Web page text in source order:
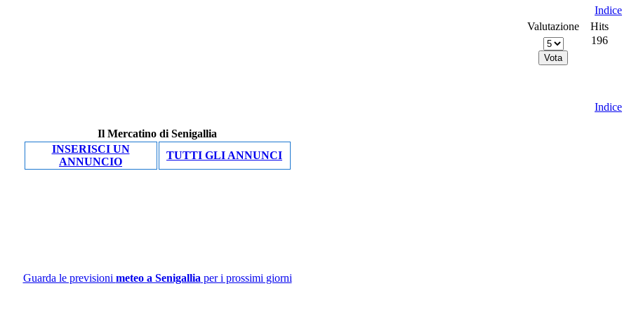
Indice
Valutazione
Hits
196
Indice
Il Mercatino di Senigallia
INSERISCI UN
ANNUNCIO
TUTTI GLI ANNUNCI
Guarda le previsioni meteo a Senigallia per i prossimi giorni